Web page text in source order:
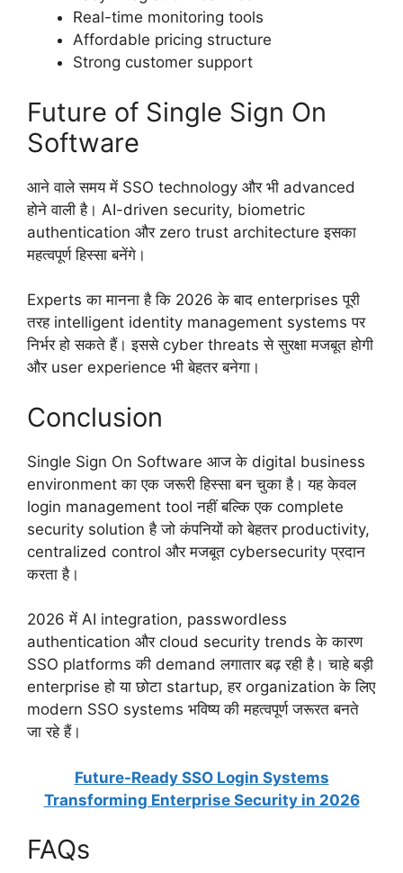
Real-time monitoring tools
Affordable pricing structure
Strong customer support
Future of Single Sign On
Software
आने वाले समय में SSO technology और भी advanced
होने वाली है। AI-driven security, biometric
authentication और zero trust architecture इसका
महत्वपूर्ण हिस्सा बनेंगे।
Experts का मानना है कि 2026 के बाद enterprises पूरी
तरह intelligent identity management systems पर
निर्भर हो सकते हैं। इससे cyber threats से सुरक्षा मजबूत होगी
और user experience भी बेहतर बनेगा।
Conclusion
Single Sign On Software आज के digital business
environment का एक जरूरी हिस्सा बन चुका है। यह केवल
login management tool नहीं बल्कि एक complete
security solution है जो कंपनियों को बेहतर productivity,
centralized control और मजबूत cybersecurity प्रदान
करता है।
2026 में AI integration, passwordless
authentication और cloud security trends के कारण
SSO platforms की demand लगातार बढ़ रही है। चाहे बड़ी
enterprise हो या छोटा startup, हर organization के लिए
modern SSO systems भविष्य की महत्वपूर्ण जरूरत बनते
जा रहे हैं।
Future-Ready SSO Login Systems
Transforming Enterprise Security in 2026
FAQs